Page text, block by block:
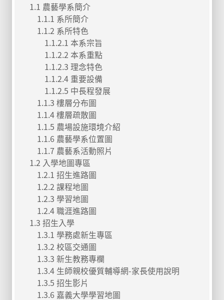
1.1 農藝學系簡介
1.1.1 系所簡介
1.1.2 系所特色
1.1.2.1 本系宗旨
1.1.2.2 本系重點
1.1.2.3 理念特色
1.1.2.4 重要設備
1.1.2.5 中長程發展
1.1.3 樓層分布圖
1.1.4 樓層疏散圖
1.1.5 農場設施環境介紹
1.1.6 農藝學系位置圖
1.1.7 農藝系活動照片
1.2 入學地圖專區
1.2.1 招生進路圖
1.2.2 課程地圖
1.2.3 學習地圖
1.2.4 職涯進路圖
1.3 招生入學
1.3.1 學務處新生專區
1.3.2 校區交通圖
1.3.3 新生教務專欄
1.3.4 生師親校優質輔導網-家長使用說明
1.3.5 招生影片
1.3.6 嘉義大學學習地圖